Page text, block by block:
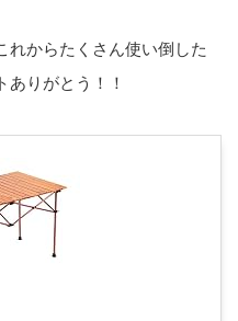
れからたくさん使い倒した
りがとう！！